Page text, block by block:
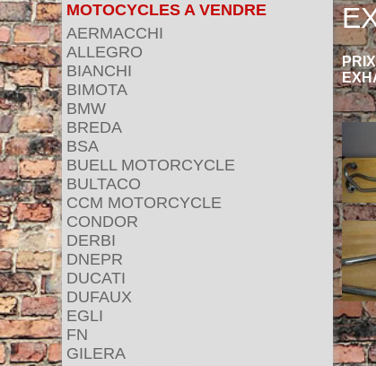
MOTOCYCLES A VENDRE
AERMACCHI
ALLEGRO
BIANCHI
BIMOTA
BMW
BREDA
BSA
BUELL MOTORCYCLE
BULTACO
CCM MOTORCYCLE
CONDOR
DERBI
DNEPR
DUCATI
DUFAUX
EGLI
FN
GILERA